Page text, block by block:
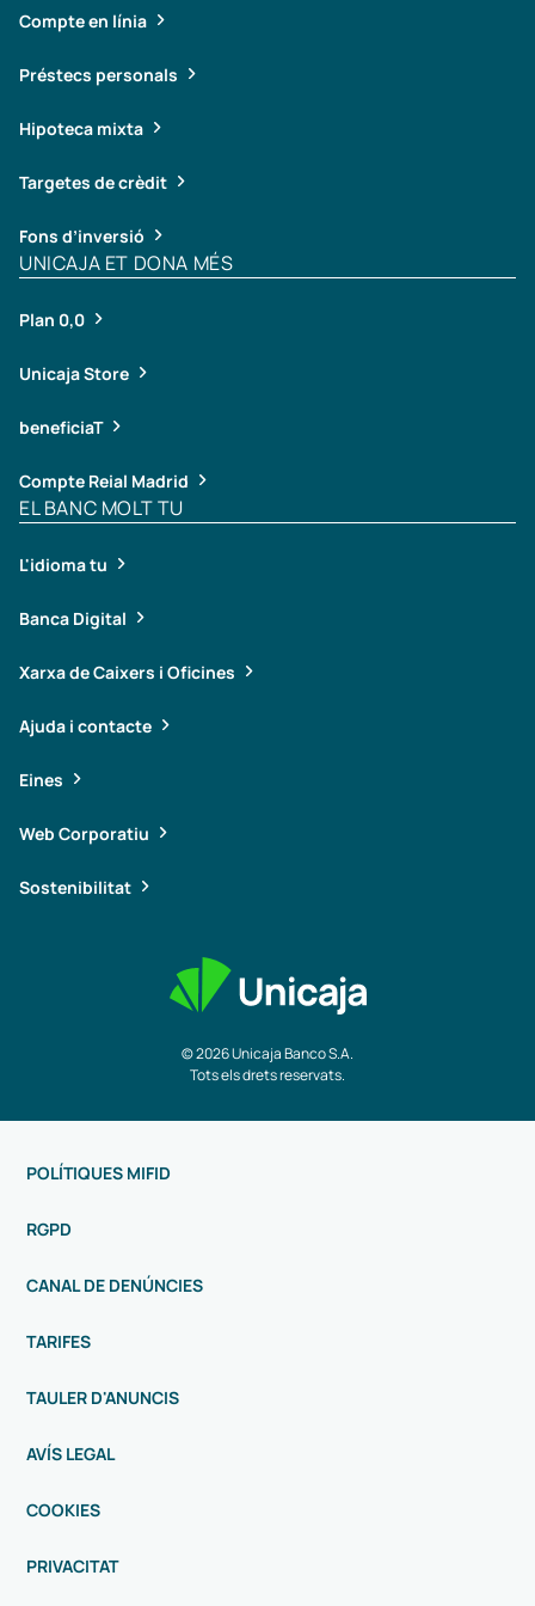
© 2026 Unicaja Banco S.A.
Tots els drets reservats.
Compte en línia
Préstecs personals
Hipoteca mixta
Targetes de crèdit
Fons d’inversió
UNICAJA ET DONA MÉS
Plan 0,0
Unicaja Store
beneficiaT
Compte Reial Madrid
EL BANC MOLT TU
L'idioma tu
Banca Digital
Xarxa de Caixers i Oficines
Ajuda i contacte
Eines
Web Corporatiu
Sostenibilitat
POLÍTIQUES MIFID
RGPD
CANAL DE DENÚNCIES
TARIFES
TAULER D'ANUNCIS
AVÍS LEGAL
COOKIES
PRIVACITAT